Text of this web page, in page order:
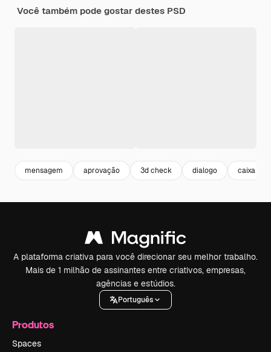
Você também pode gostar destes PSD
mensagem aprovação 3d check dialogo caixa de
A plataforma criativa para você direcionar seu melhor trabalho.
Mais de 1 milhão de assinantes entre criativos, empresas,
agências e estúdios.
Português
Produtos
Spaces